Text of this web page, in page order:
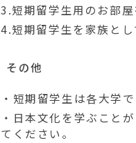
3.短期留学生用のお部
4.短期留学生を家族と
その他
・短期留学生は各大学
・日本文化を学ぶこと
てください。